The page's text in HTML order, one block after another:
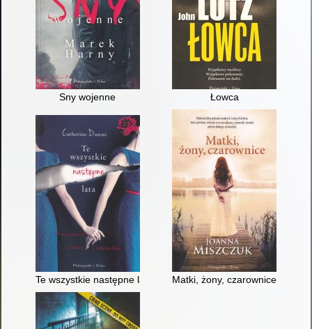
Sny wojenne Łowca
Te wszystkie następne lata Matki, żony, czarownice